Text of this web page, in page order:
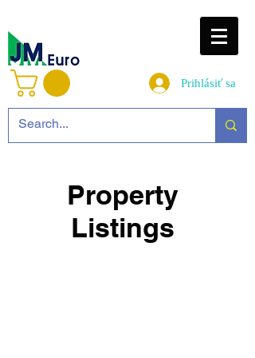
Prihlásiť sa
Property
Listings